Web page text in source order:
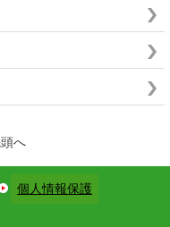
へ
個人情報保護